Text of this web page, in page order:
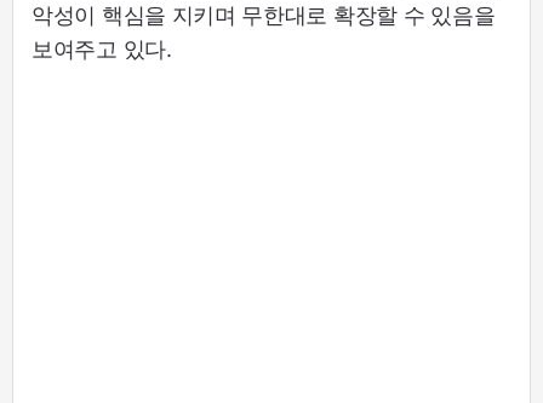
악성이 핵심을 지키며 무한대로 확장할 수 있음을
보여주고 있다.